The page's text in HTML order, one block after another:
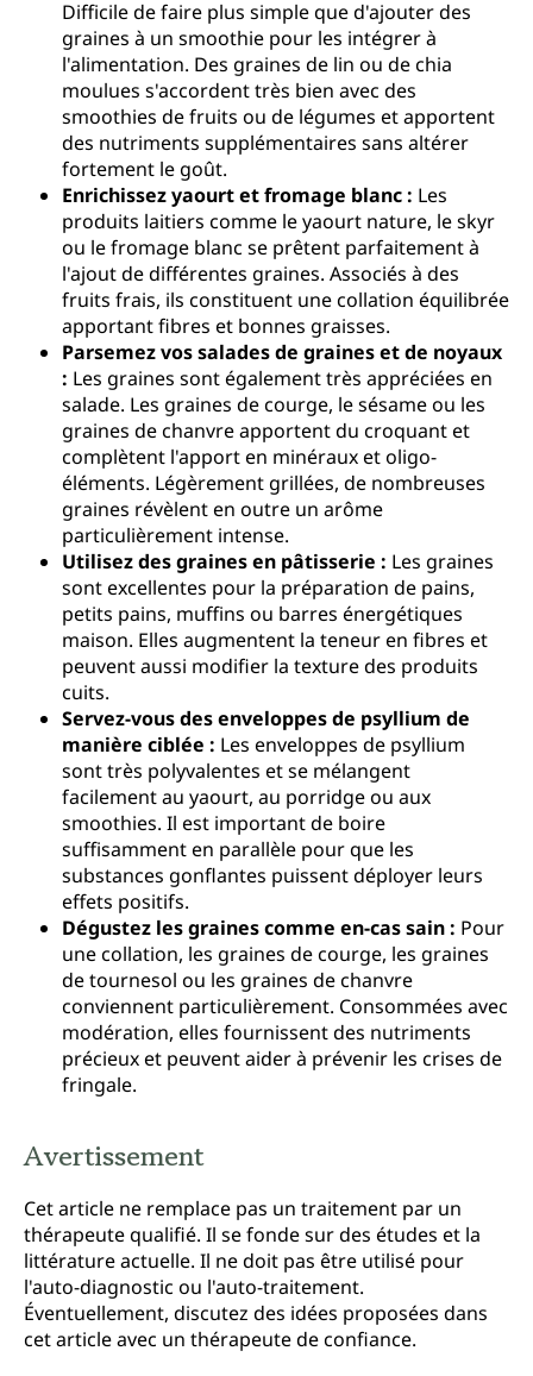
Difficile de faire plus simple que d'ajouter des
graines à un smoothie pour les intégrer à
l'alimentation. Des graines de lin ou de chia
moulues s'accordent très bien avec des
smoothies de fruits ou de légumes et apportent
des nutriments supplémentaires sans altérer
fortement le goût.
Enrichissez yaourt et fromage blanc : Les
produits laitiers comme le yaourt nature, le skyr
ou le fromage blanc se prêtent parfaitement à
l'ajout de différentes graines. Associés à des
fruits frais, ils constituent une collation équilibrée
apportant fibres et bonnes graisses.
Parsemez vos salades de graines et de noyaux
: Les graines sont également très appréciées en
salade. Les graines de courge, le sésame ou les
graines de chanvre apportent du croquant et
complètent l'apport en minéraux et oligo-
éléments. Légèrement grillées, de nombreuses
graines révèlent en outre un arôme
particulièrement intense.
Utilisez des graines en pâtisserie : Les graines
sont excellentes pour la préparation de pains,
petits pains, muffins ou barres énergétiques
maison. Elles augmentent la teneur en fibres et
peuvent aussi modifier la texture des produits
cuits.
Servez-vous des enveloppes de psyllium de
manière ciblée : Les enveloppes de psyllium
sont très polyvalentes et se mélangent
facilement au yaourt, au porridge ou aux
smoothies. Il est important de boire
suffisamment en parallèle pour que les
substances gonflantes puissent déployer leurs
effets positifs.
Dégustez les graines comme en-cas sain : Pour
une collation, les graines de courge, les graines
de tournesol ou les graines de chanvre
conviennent particulièrement. Consommées avec
modération, elles fournissent des nutriments
précieux et peuvent aider à prévenir les crises de
fringale.
Avertissement
Cet article ne remplace pas un traitement par un
thérapeute qualifié. Il se fonde sur des études et la
littérature actuelle. Il ne doit pas être utilisé pour
l'auto-diagnostic ou l'auto-traitement.
Éventuellement, discutez des idées proposées dans
cet article avec un thérapeute de confiance.